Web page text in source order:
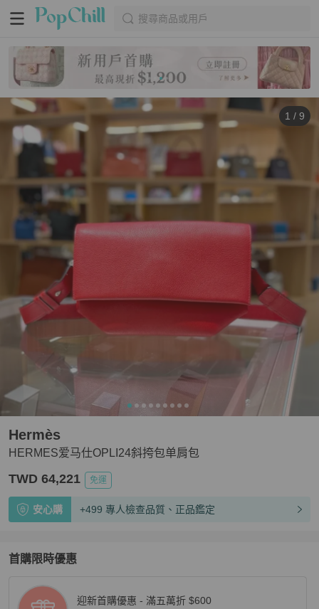
搜尋商品或用戶
1 / 9
HERMES爱马仕OPLI24斜挎包单肩包
Hermès
TWD 64,221 免運
安心購 +499 專人檢查品質、正品鑑定
首購限時優惠
迎新首購優惠 - 滿五萬折 $600